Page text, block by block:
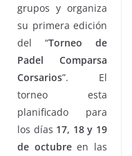
grupos y organiza
su primera edición
del “Torneo de
Padel Comparsa
Corsarios”. El
torneo esta
planificado para
los días 17, 18 y 19
de octubreen las